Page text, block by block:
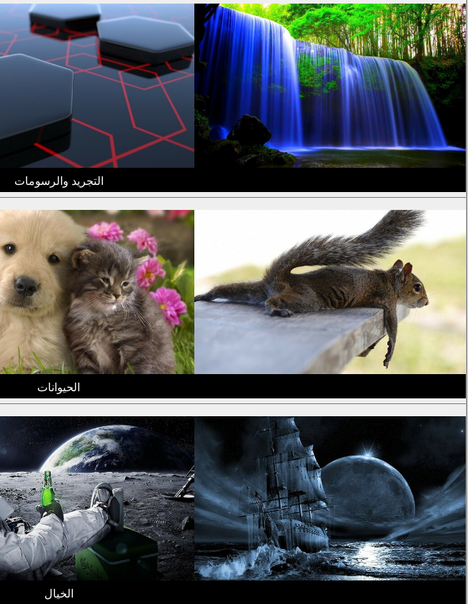
التجريد والرسومات
الحيوانات
الخيال